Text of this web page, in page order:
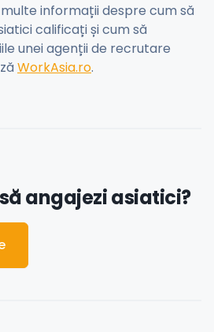
informații despre cum să
calificați și cum să
unei agenții de recrutare
WorkAsia.ro.
angajezi asiatici?